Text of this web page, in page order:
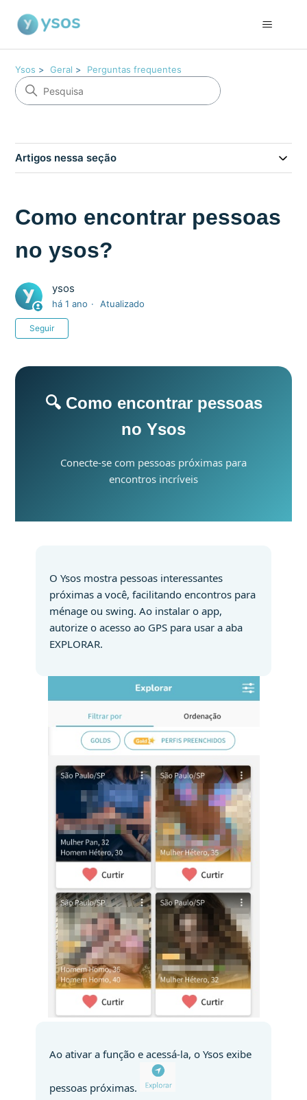
Ysos Geral Perguntas frequentes
Artigos nessa seção
Como encontrar pessoas
no ysos?
ysos
há 1 ano Atualizado
Seguir
🔍 Como encontrar pessoas
no Ysos
Conecte-se com pessoas próximas para
encontros incríveis
O Ysos mostra pessoas interessantes
próximas a você, facilitando encontros para
ménage ou swing. Ao instalar o app,
autorize o acesso ao GPS para usar a aba
EXPLORAR.
Ao ativar a função e acessá-la, o Ysos exibe
pessoas próximas.